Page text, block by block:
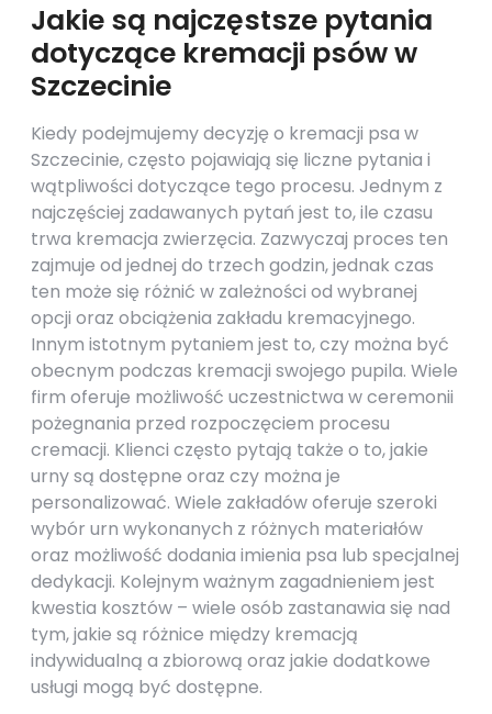
Jakie są najczęstsze pytania
dotyczące kremacji psów w
Szczecinie
Kiedy podejmujemy decyzję o kremacji psa w
Szczecinie, często pojawiają się liczne pytania i
wątpliwości dotyczące tego procesu. Jednym z
najczęściej zadawanych pytań jest to, ile czasu
trwa kremacja zwierzęcia. Zazwyczaj proces ten
zajmuje od jednej do trzech godzin, jednak czas
ten może się różnić w zależności od wybranej
opcji oraz obciążenia zakładu kremacyjnego.
Innym istotnym pytaniem jest to, czy można być
obecnym podczas kremacji swojego pupila. Wiele
firm oferuje możliwość uczestnictwa w ceremonii
pożegnania przed rozpoczęciem procesu
cremacji. Klienci często pytają także o to, jakie
urny są dostępne oraz czy można je
personalizować. Wiele zakładów oferuje szeroki
wybór urn wykonanych z różnych materiałów
oraz możliwość dodania imienia psa lub specjalnej
dedykacji. Kolejnym ważnym zagadnieniem jest
kwestia kosztów – wiele osób zastanawia się nad
tym, jakie są różnice między kremacją
indywidualną a zbiorową oraz jakie dodatkowe
usługi mogą być dostępne.